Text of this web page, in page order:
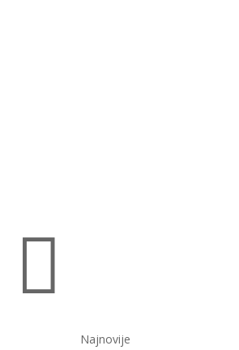

Najnovije